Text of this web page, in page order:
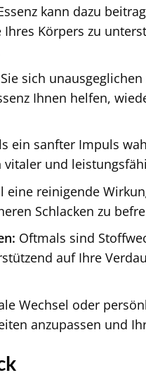
kann dazu
Körpers zu
sich
Ihnen helfen,
ein sanfter Impuls
und
reinigende
Schlacken zu
Oftmals sind
auf Ihre
Wechsel oder
anzupassen und